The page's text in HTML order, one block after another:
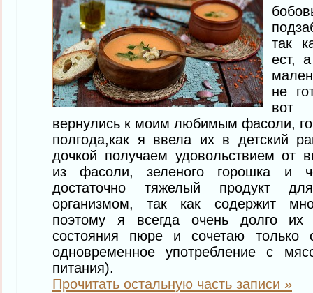
так
ест,
не
вот
вернулись к моим любимым фасоли,
полгода,как я ввела их в детский
дочкой получаем удовольствием от
из фасоли, зеленого горошка и
достаточно тяжелый продукт
организмом, так как содержит
поэтому я всегда очень долго
состояния пюре и сочетаю только
одновременное употребление с
питания).
Прочитать остальную часть записи »